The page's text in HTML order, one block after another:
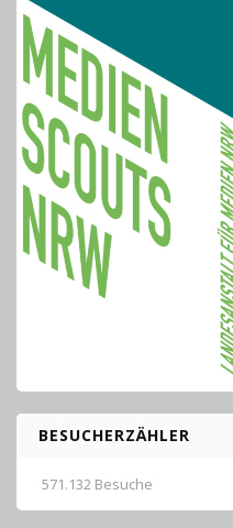
BESUCHERZÄHLER
571.132 Besuche